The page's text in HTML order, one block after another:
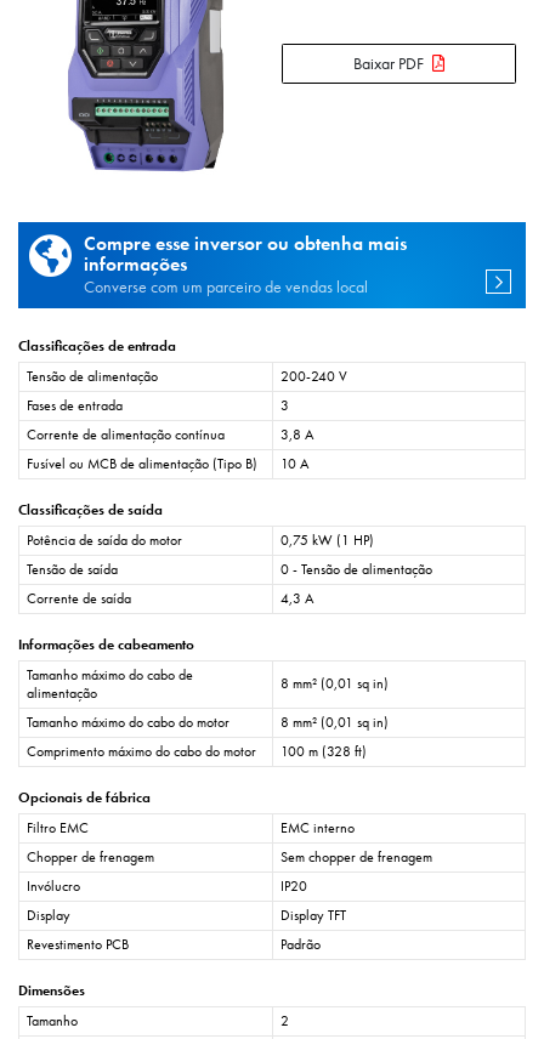
Baixar PDF
Compre esse inversor ou obtenha mais
informações
Converse com um parceiro de vendas local
Classificações de entrada
Tensão de alimentação
200-240 V
Fases de entrada
3
Corrente de alimentação contínua
3,8 A
Fusível ou MCB de alimentação (Tipo B)
10 A
Classificações de saída
Potência de saída do motor
0,75 kW (1 HP)
Tensão de saída
0 - Tensão de alimentação
Corrente de saída
4,3 A
Informações de cabeamento
Tamanho máximo do cabo de
alimentação
8 mm² (0,01 sq in)
Tamanho máximo do cabo do motor
8 mm² (0,01 sq in)
Comprimento máximo do cabo do motor
100 m (328 ft)
Opcionais de fábrica
Filtro EMC
EMC interno
Chopper de frenagem
Sem chopper de frenagem
Invólucro
IP20
Display
Display TFT
Revestimento PCB
Padrão
Dimensões
Tamanho
2